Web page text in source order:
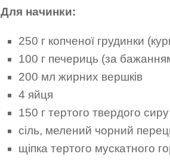
Для начинки:
250 г копченої грудинки
100 г печериць (за
200 мл жирних вершків
4 яйця
150 г тертого твердого сиру
сіль, мелений чорний
щіпка тертого мускатного